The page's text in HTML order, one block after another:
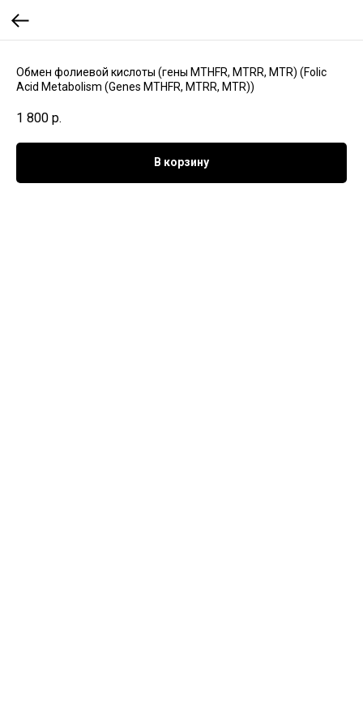
Обмен фолиевой кислоты (гены MTHFR, MTRR, MTR) (Folic
Acid Metabolism (Genes MTHFR, MTRR, MTR))
1 800 р.
В корзину